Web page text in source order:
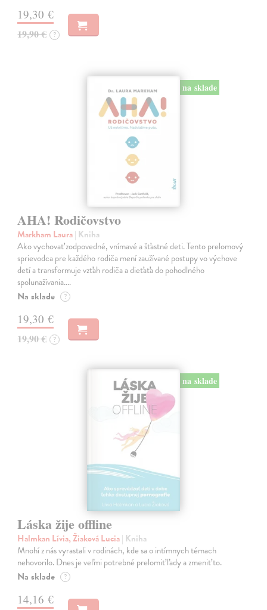
19,30 €
19,90 € ?
na sklade
AHA! Rodičovstvo
Markham Laura| Kniha
Ako vychovať zodpovedné, vnímavé a šťastné deti. Tento prelomový
sprievodca pre každého rodiča mení zaužívané postupy vo výchove
detí a transformuje vzťah rodiča a dieťaťa do pohodlného
spolunažívania.…
Na sklade ?
19,30 €
19,90 € ?
na sklade
Láska žije offline
Halmkan Lívia, Žiaková Lucia| Kniha
Mnohí z nás vyrastali v rodinách, kde sa o intímnych témach
nehovorilo. Dnes je veľmi potrebné prelomiť ľady a zmeniť to.
Na sklade ?
14,16 €